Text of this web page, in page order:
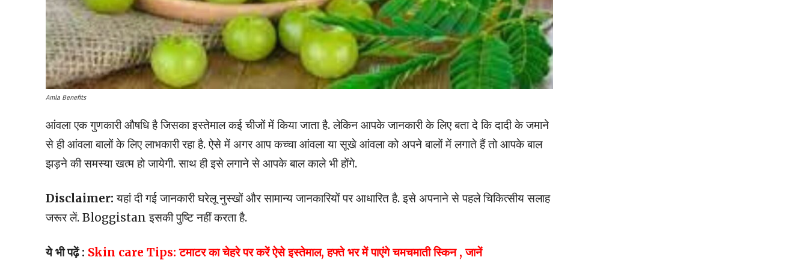
Amla Benefits
आंवला एक गुणकारी औषधि है जिसका इस्तेमाल कई चीजों में किया जाता है. लेकिन आपके जानकारी के लिए बता दे कि दादी के जमाने
से ही आंवला बालों के लिए लाभकारी रहा है. ऐसे में अगर आप कच्चा आंवला या सूखे आंवला को अपने बालों में लगाते हैं तो आपके बाल
झड़ने की समस्या खत्म हो जायेगी. साथ ही इसे लगाने से आपके बाल काले भी होंगे.
Disclaimer: यहां दी गई जानकारी घरेलू नुस्खों और सामान्य जानकारियों पर आधारित है. इसे अपनाने से पहले चिकित्सीय सलाह
जरूर लें. Bloggistan इसकी पुष्टि नहीं करता है.
ये भी पढ़ें : Skin care Tips: टमाटर का चेहरे पर करें ऐसे इस्तेमाल, हफ्ते भर में पाएंगे चमचमाती स्किन , जानें